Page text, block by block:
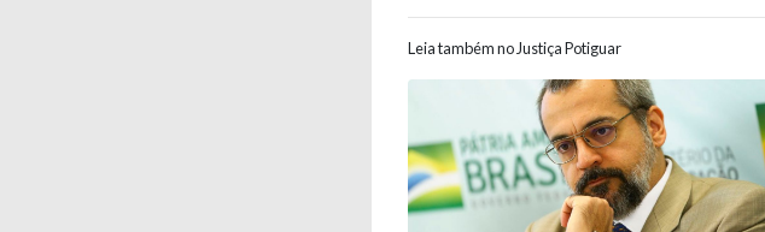
Leia também no Justiça Potiguar
Navegação entre